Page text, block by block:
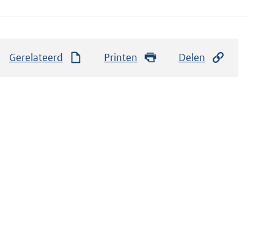
Gerelateerd Printen Delen